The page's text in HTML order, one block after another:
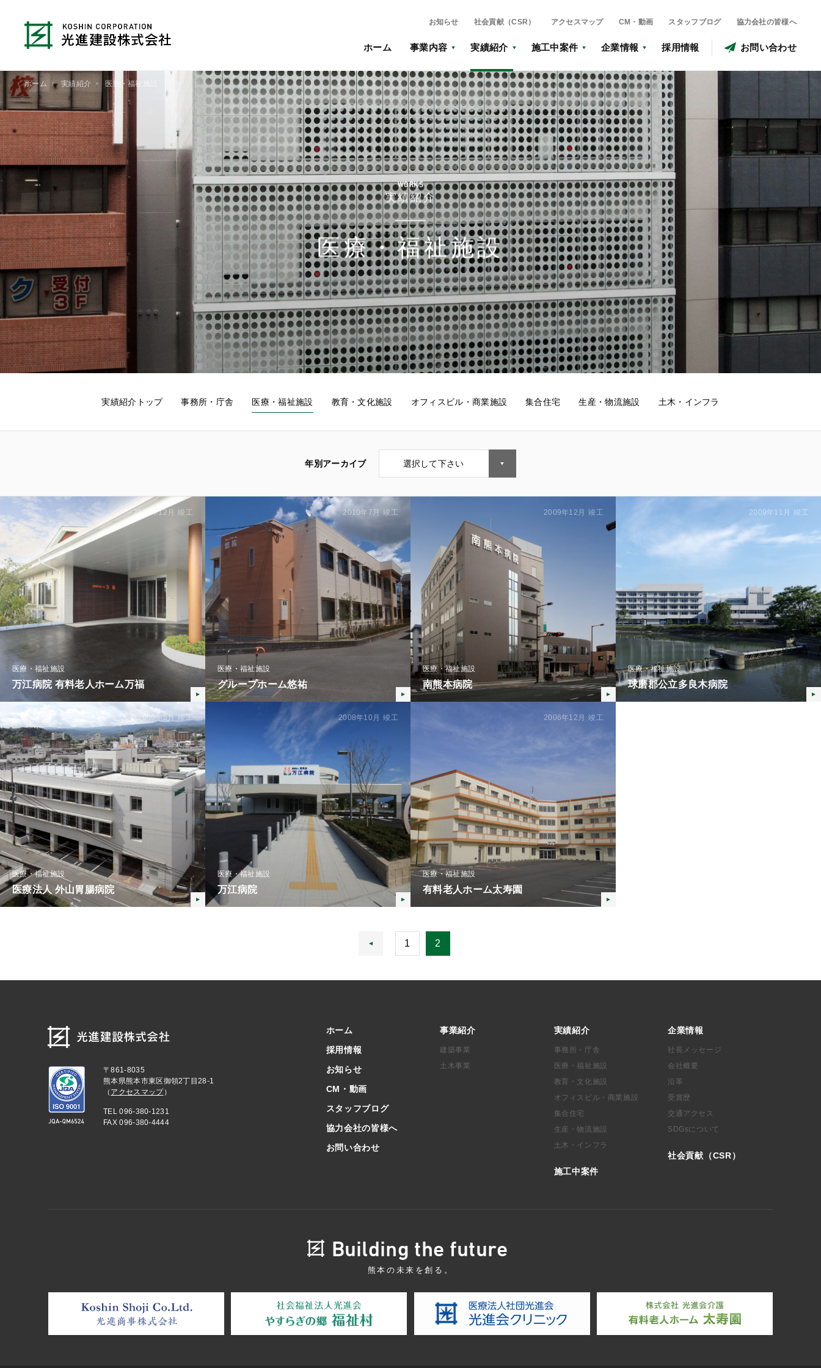
お知らせ 社会貢献（CSR） アクセスマップ CM・動画 スタッフブログ 協力会社の皆様へ
ホーム 事業内容 実績紹介 施工中案件 企業情報 採用情報 お問い合わせ
ホーム 実績紹介 医療・福祉施設
WORKS
実績紹介
医療・福祉施設
実績紹介トップ 事務所・庁舎 医療・福祉施設 教育・文化施設 オフィスビル・商業施設 集合住宅 生産・物流施設 土木・インフラ
年別アーカイブ 選択して下さい
医療・福祉施設
万江病院 有料老人ホーム万福
2011年12月 竣工
医療・福祉施設
グループホーム悠祐
2010年7月 竣工
医療・福祉施設
南熊本病院
2009年12月 竣工
医療・福祉施設
球磨郡公立多良木病院
2009年11月 竣工
医療・福祉施設
医療法人 外山胃腸病院
2009年5月 竣工
医療・福祉施設
万江病院
2008年10月 竣工
医療・福祉施設
有料老人ホーム太寿園
2006年12月 竣工
1 2
〒861-8035
熊本県熊本市東区御領2丁目28-1
（ アクセスマップ）
TEL096-380-1231
FAX 096-380-4444
ホーム
採用情報
お知らせ
CM・動画
スタッフブログ
協力会社の皆様へ
お問い合わせ
事業紹介
建築事業
土木事業
実績紹介
事務所・庁舎
医療・福祉施設
教育・文化施設
オフィスビル・商業施設
集合住宅
生産・物流施設
土木・インフラ
施工中案件
企業情報
社長メッセージ
会社概要
沿革
受賞歴
交通アクセス
SDGsについて
社会貢献（CSR）
Building the future
熊本の未来を創る。